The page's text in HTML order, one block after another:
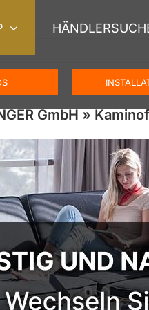
GmbH »